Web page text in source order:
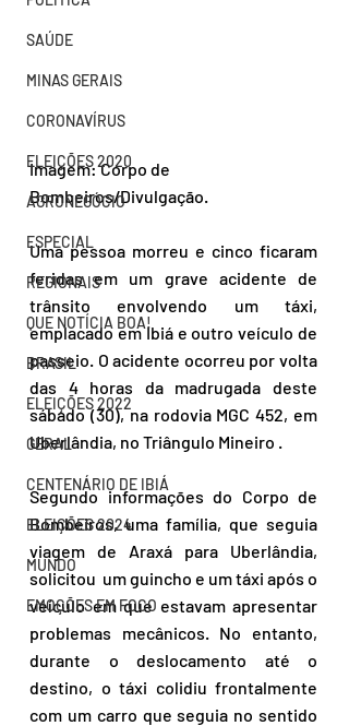
SAÚDE
MINAS GERAIS
CORONAVÍRUS
ELEIÇÕES 2020
AGRONEGÓCIO
ESPECIAL
REGIONAIS
QUE NOTÍCIA BOA!
BRASIL
ELEIÇÕES 2022
GERAL
CENTENÁRIO DE IBIÁ
ELEIÇÕES 2024
MUNDO
EMOÇÕES EM FOCO
Imagem: Corpo de
Bombeiros/Divulgação.
Uma pessoa morreu e cinco ficaram
feridas em um grave acidente de
trânsito envolvendo um táxi,
emplacado em Ibiá e outro veículo de
passeio. O acidente ocorreu por volta
das 4 horas da madrugada deste
sábado (30), na rodovia MGC 452, em
Uberlândia, no Triângulo Mineiro .
Segundo informações do Corpo de
Bombeiros, uma família, que seguia
viagem de Araxá para Uberlândia,
solicitou  um guincho e um táxi após o
veículo em que estavam apresentar
problemas mecânicos. No entanto,
durante o deslocamento até o
destino, o táxi colidiu frontalmente
com um carro que seguia no sentido